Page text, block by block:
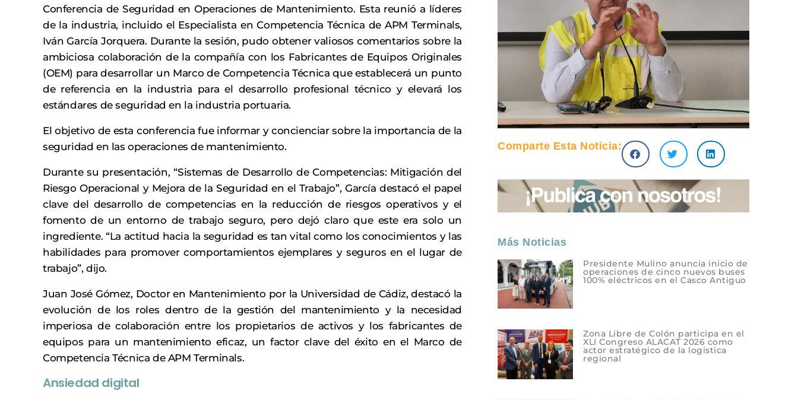
Conferencia de Seguridad en Operaciones de Mantenimiento. Esta reunió a líderes
de la industria, incluido el Especialista en Competencia Técnica de APM Terminals,
Iván García Jorquera. Durante la sesión, pudo obtener valiosos comentarios sobre la
ambiciosa colaboración de la compañía con los Fabricantes de Equipos Originales
(OEM) para desarrollar un Marco de Competencia Técnica que establecerá un punto
de referencia en la industria para el desarrollo profesional técnico y elevará los
estándares de seguridad en la industria portuaria.
El objetivo de esta conferencia fue informar y concienciar sobre la importancia de la
seguridad en las operaciones de mantenimiento.
Durante su presentación, “Sistemas de Desarrollo de Competencias: Mitigación del
Riesgo Operacional y Mejora de la Seguridad en el Trabajo”, García destacó el papel
clave del desarrollo de competencias en la reducción de riesgos operativos y el
fomento de un entorno de trabajo seguro, pero dejó claro que este era solo un
ingrediente. “La actitud hacia la seguridad es tan vital como los conocimientos y las
habilidades para promover comportamientos ejemplares y seguros en el lugar de
trabajo”, dijo.
Juan José Gómez, Doctor en Mantenimiento por la Universidad de Cádiz, destacó la
evolución de los roles dentro de la gestión del mantenimiento y la necesidad
imperiosa de colaboración entre los propietarios de activos y los fabricantes de
equipos para un mantenimiento eficaz, un factor clave del éxito en el Marco de
Competencia Técnica de APM Terminals.
Ansiedad digital
Comparte Esta Noticia:
Más Noticias
Presidente Mulino anuncia inicio de
operaciones de cinco nuevos buses
100% eléctricos en el Casco Antiguo
Zona Libre de Colón participa en el
XLI Congreso ALACAT 2026 como
actor estratégico de la logística
regional